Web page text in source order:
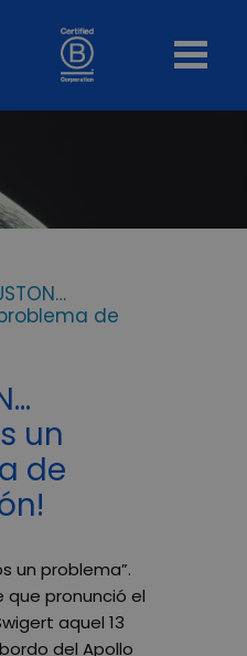
de
un
de
un problema”.
que pronunció el
aquel 13
del Apollo